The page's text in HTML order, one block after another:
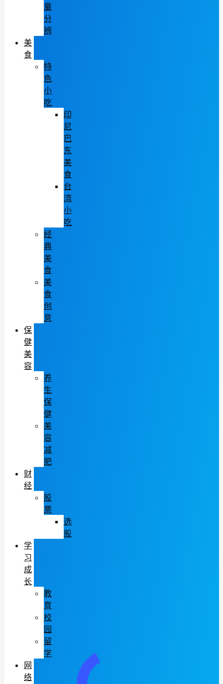
量
分
辨
美
食
特
色
小
吃
印
尼
巴
东
美
食
台
湾
小
吃
经
典
美
食
美
食
创
意
保
健
美
容
养
生
保
健
美
容
减
肥
财
经
股
票
选
股
学
习
成
长
教
育
校
园
留
学
网
络